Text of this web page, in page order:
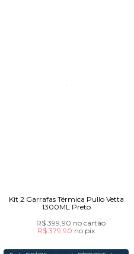
Kit 2 Garrafas Térmica Pullo Vetta
1300ML Preto
R$ 399,90 no cartão
R$ 379,90 no pix